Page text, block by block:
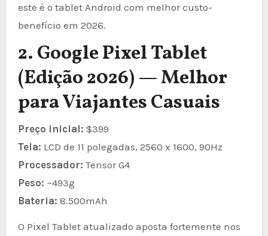
este é o tablet Android com melhor custo-
benefício em 2026.
2. Google Pixel Tablet
(Edição 2026) — Melhor
para Viajantes Casuais
Preço inicial: $399
Tela: LCD de 11 polegadas, 2560 x 1600, 90Hz
Processador: Tensor G4
Peso: ~493g
Bateria: 8.500mAh
O Pixel Tablet atualizado aposta fortemente nos